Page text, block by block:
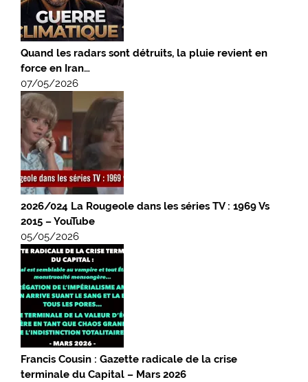
Quand les radars sont détruits, la pluie revient en
force en Iran…
07/05/2026
2026/024 La Rougeole dans les séries TV : 1969 Vs
2015 – YouTube
05/05/2026
Francis Cousin : Gazette radicale de la crise
terminale du Capital – Mars 2026